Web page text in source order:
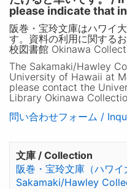
please indicate that
阪巻・宝玲文庫はハワイ
す。資料の利用に関する
校図書館 Okinawa
The Sakamaki/Hawley
University of Hawaii at
please contact the
Library Okinawa
問い合わせフォーム /
文庫 / Collection
阪巻・宝玲文庫（ハワ
Sakamaki/Hawley